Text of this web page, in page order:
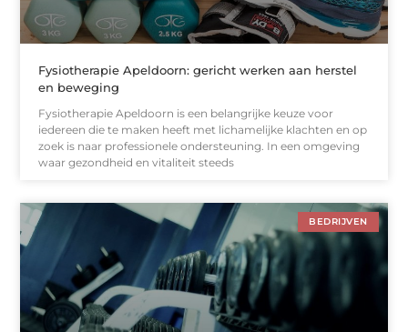
Fysiotherapie Apeldoorn: gericht werken aan herstel
en beweging
Fysiotherapie Apeldoorn is een belangrijke keuze voor
iedereen die te maken heeft met lichamelijke klachten en op
zoek is naar professionele ondersteuning. In een omgeving
waar gezondheid en vitaliteit steeds
BEDRIJVEN